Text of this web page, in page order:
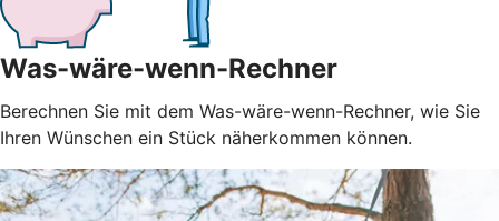
Was-wäre-wenn-Rechner
Berechnen Sie mit dem Was-wäre-wenn-Rechner, wie Sie
Ihren Wünschen ein Stück näherkommen können.